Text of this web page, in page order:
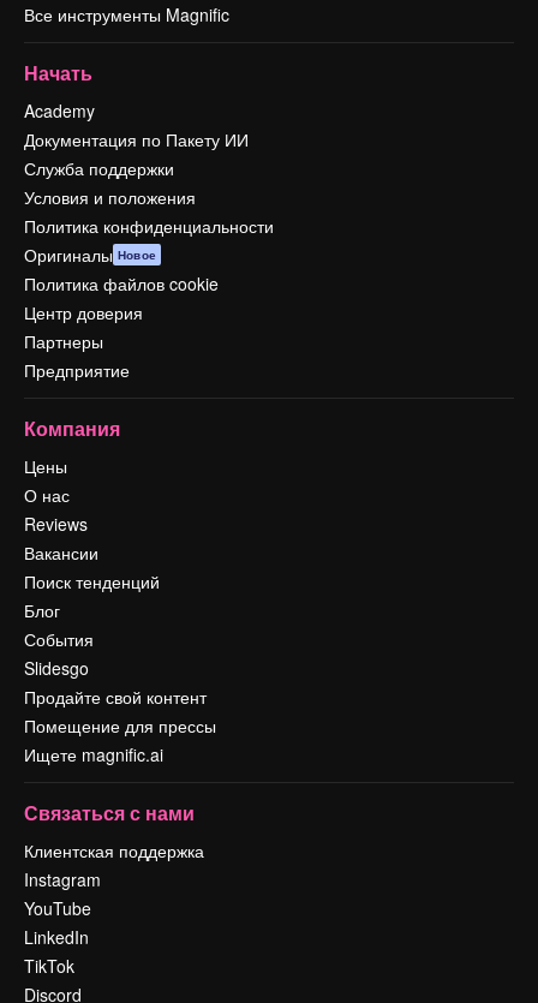
Все инструменты Magnific
Начать
Academy
Документация по Пакету ИИ
Служба поддержки
Условия и положения
Политика конфиденциальности
Оригиналы Новое
Политика файлов cookie
Центр доверия
Партнеры
Предприятие
Компания
Цены
О нас
Reviews
Вакансии
Поиск тенденций
Блог
События
Slidesgo
Продайте свой контент
Помещение для прессы
Ищете magnific.ai
Связаться с нами
Клиентская поддержка
Instagram
YouTube
LinkedIn
TikTok
Discord